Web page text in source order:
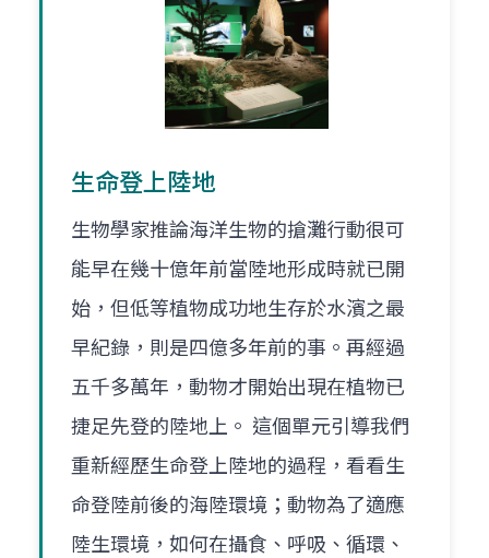
生命登上陸地
生物學家推論海洋生物的搶灘行動很可
能早在幾十億年前當陸地形成時就已開
始，但低等植物成功地生存於水濱之最
早紀錄，則是四億多年前的事。再經過
五千多萬年，動物才開始出現在植物已
捷足先登的陸地上。 這個單元引導我們
重新經歷生命登上陸地的過程，看看生
命登陸前後的海陸環境；動物為了適應
陸生環境，如何在攝食、呼吸、循環、